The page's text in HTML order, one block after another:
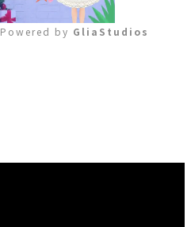
Powered by GliaStudios